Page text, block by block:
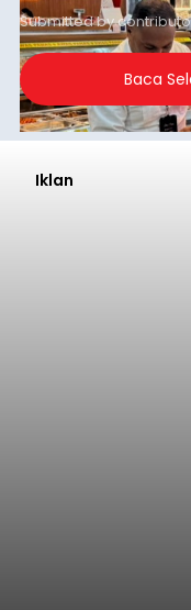
Submitted by
Baca
Iklan